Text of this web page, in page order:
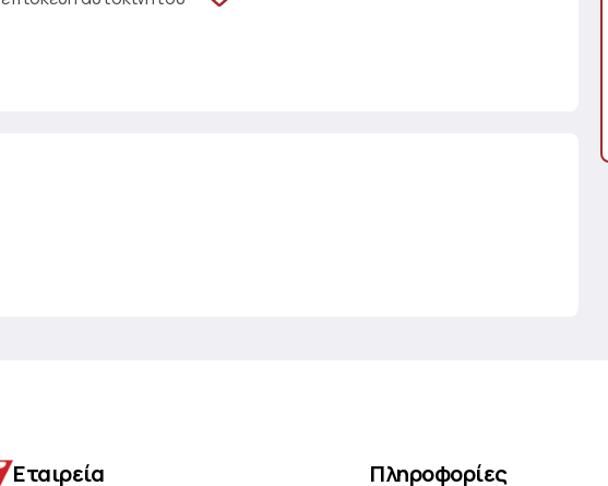
Εταιρεία Πληροφορίες